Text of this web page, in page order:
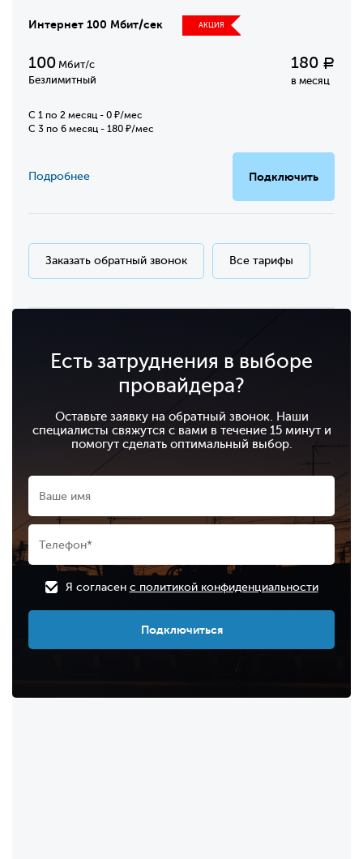
Интернет 100 Мбит/сек АКЦИЯ
100 Мбит/с
Безлимитный
180 Р
в месяц
C 1 по 2 месяц - 0 ₽/мес
С 3 по 6 месяц - 180 ₽/мес
Подключить
Подробнее
Заказать обратный звонок Все тарифы
Есть затруднения в выборе
провайдера?
Оставьте заявку на обратный звонок. Наши
специалисты свяжутся с вами в течение 15 минут и
помогут сделать оптимальный выбор.
Я согласен с политикой конфиденциальности
Подключиться